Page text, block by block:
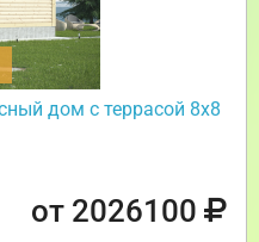
дом с террасой 8х8
от 2026100